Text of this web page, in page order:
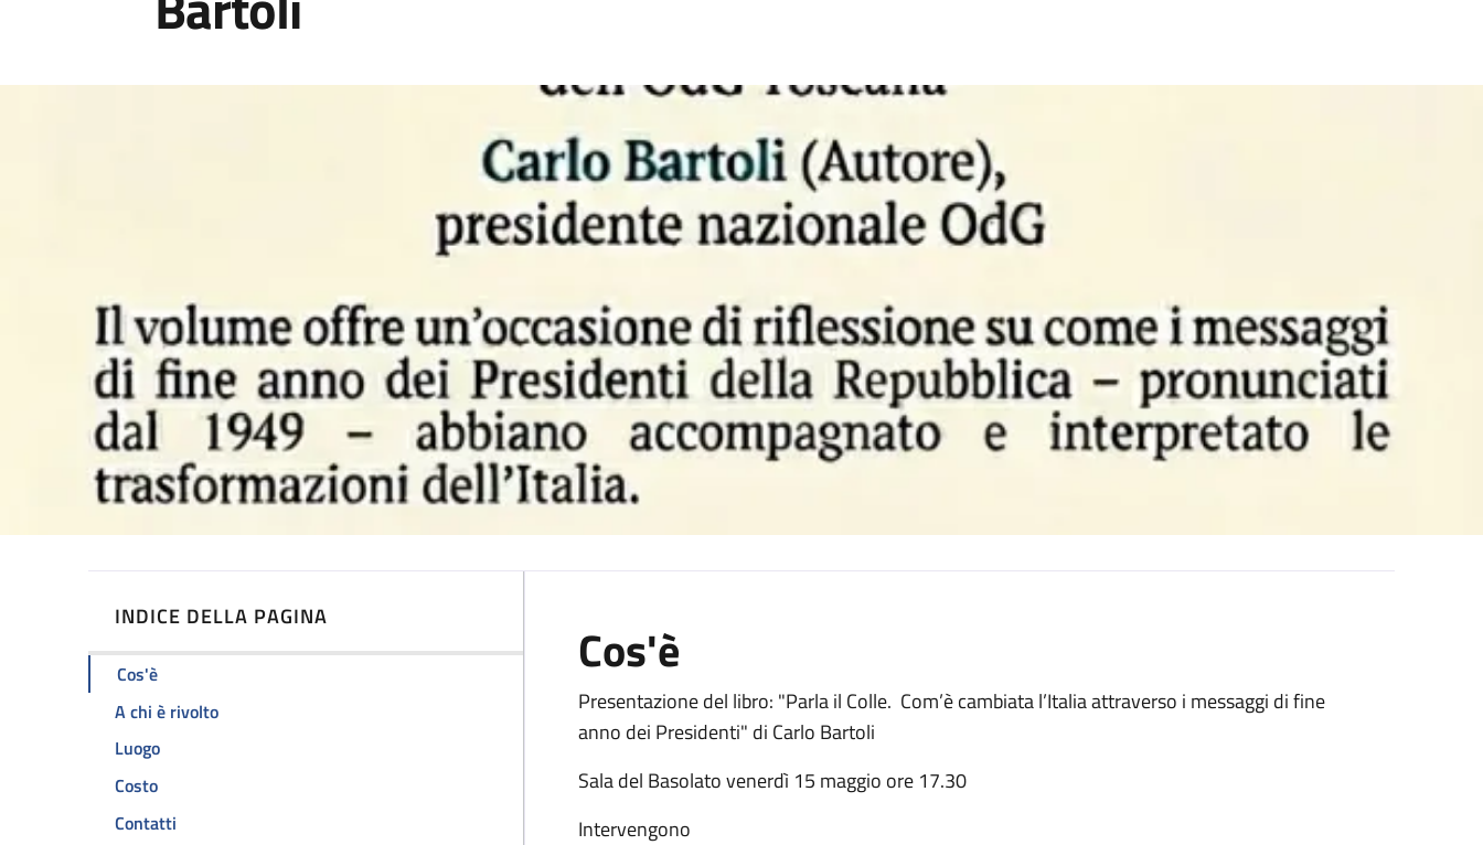
INDICE DELLA PAGINA
Cos'è
A chi è rivolto
Luogo
Costo
Contatti
Cos'è
Presentazione del libro: "Parla il Colle. Com’è cambiata l’Italia attraverso i messaggi di fine
anno dei Presidenti" di Carlo Bartoli
Sala del Basolato venerdì 15 maggio ore 17.30
Intervengono